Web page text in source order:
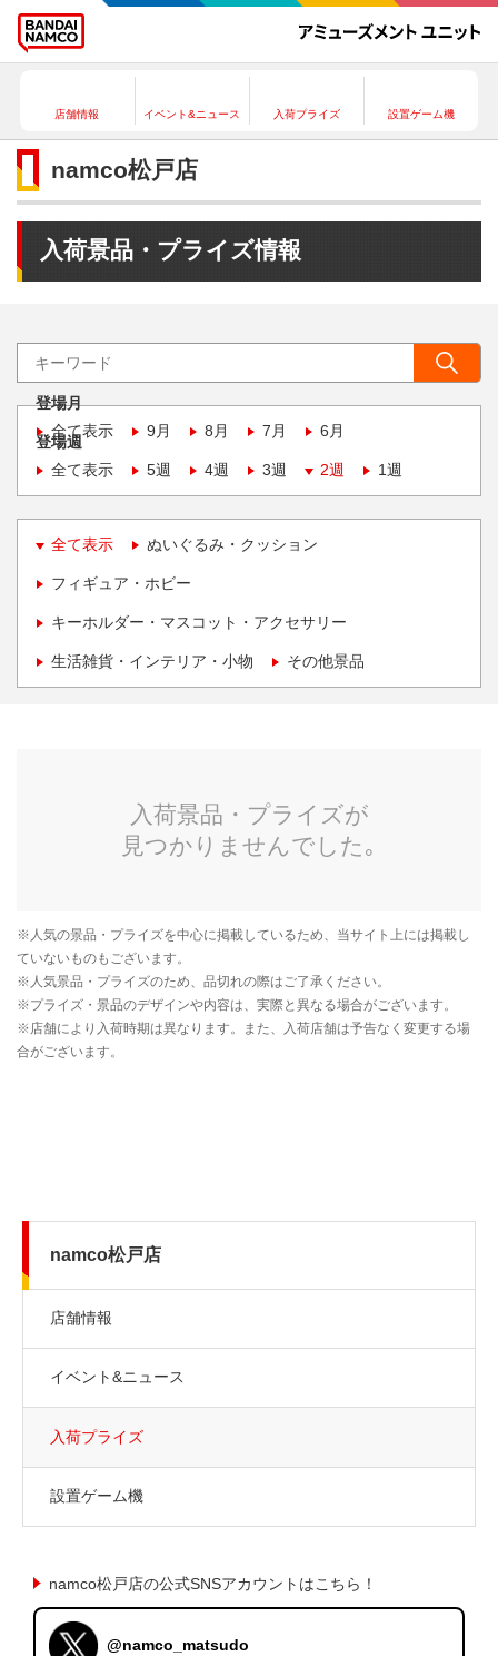
店舗情報 イベント&ニュース 入荷プライズ 設置ゲーム機
namco松戸店
入荷景品・プライズ情報
登場月
全て表示
9月 8月 7月 6月
登場週
全て表示
5週 4週 3週 2週 1週
全て表示 ぬいぐるみ・クッション
フィギュア・ホビー
キーホルダー・マスコット・アクセサリー
生活雑貨・インテリア・小物 その他景品
namco松戸店
店舗情報
イベント&ニュース
入荷プライズ
設置ゲーム機
namco松戸店の公式SNSアカウントはこちら！
@namco_matsudo